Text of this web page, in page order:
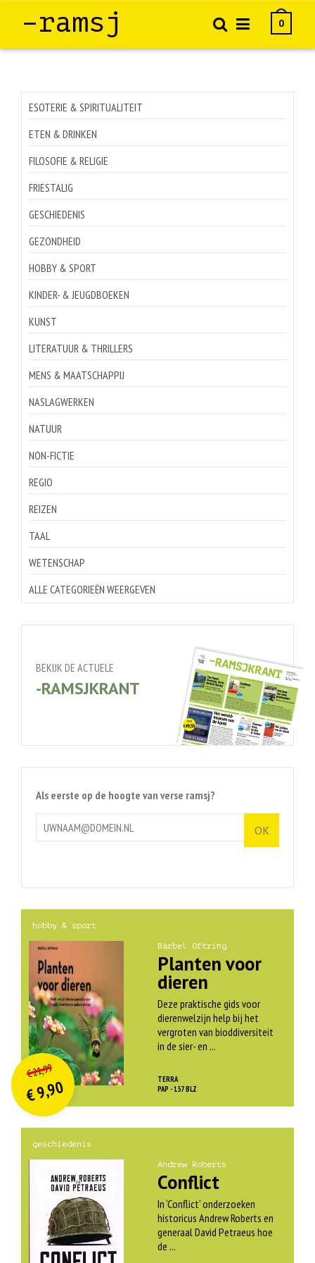
–ramsj 0
ESOTERIE & SPIRITUALITEIT
ETEN & DRINKEN
FILOSOFIE & RELIGIE
FRIESTALIG
GESCHIEDENIS
GEZONDHEID
HOBBY & SPORT
KINDER- & JEUGDBOEKEN
KUNST
LITERATUUR & THRILLERS
MENS & MAATSCHAPPIJ
NASLAGWERKEN
NATUUR
NON-FICTIE
REGIO
REIZEN
TAAL
WETENSCHAP
ALLE CATEGORIEËN WEERGEVEN
BEKIJK DE ACTUELE
-RAMSJKRANT
Als eerste op de hoogte van verse ramsj?
hobby & sport
Bärbel Oftring
Planten voor
dieren
Deze praktische gids voor
dierenwelzijn help bij het
vergroten van bioddiversiteit
in de sier- en ...
TERRA
PAP - 137 BLZ
€21,99O
orspr
onkelijke
prijs
was:
€ 21,99.
€9,90
Huidige
prijs
is:
€ 9,90.
geschiedenis
Andrew Roberts
Conflict
In ‘Conflict’ onderzoeken
historicus Andrew Roberts en
generaal David Petraeus hoe
de ...